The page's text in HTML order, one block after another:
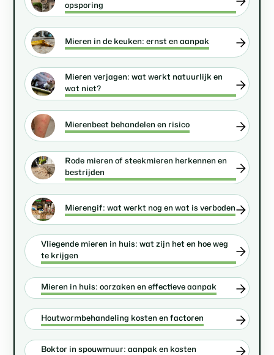
opsporing
Mieren in de keuken: ernst en aanpak
Mieren verjagen: wat werkt natuurlijk en
wat niet?
Mierenbeet behandelen en risico
Rode mieren of steekmieren herkennen en
bestrijden
Mierengif: wat werkt nog en wat is verboden
Vliegende mieren in huis: wat zijn het en hoe weg
te krijgen
Mieren in huis: oorzaken en effectieve aanpak
Houtwormbehandeling kosten en factoren
Boktor in spouwmuur: aanpak en kosten